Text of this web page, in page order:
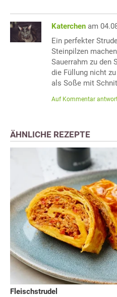
Katerchen am
Ein perfekter
Steinpilzen
Sauerrahm zu den
die Füllung nicht
als Soße mit
Auf Kommentar
ÄHNLICHE REZEPTE
Fleischstrudel